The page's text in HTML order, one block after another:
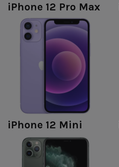
iPhone 12 Pro Max
iPhone 12 Mini